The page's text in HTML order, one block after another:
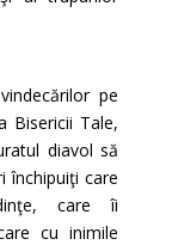
pe
Bisericii Tale,
diavol să
închipuiţi care
care îi
cu inimile